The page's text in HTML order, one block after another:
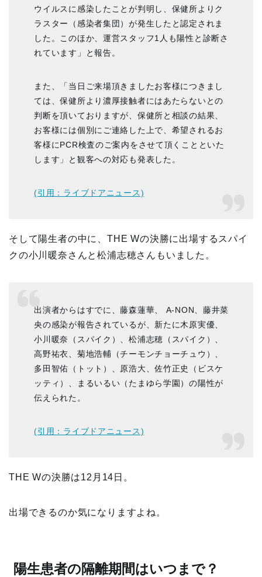
ウイルスに感染したことが判明し、保健所よりク
ラスター（感染者集団）が発生したと認定されま
した。このほか、運営スタッフ1人も陽性と診断さ
れています」と報告。
また、「当日ご来場頂きましたお客様につきまし
ては、保健所より濃厚接触者にはあたらないとの
判断を頂いておりますが、保健所と相談の結果、
お客様には個別にご連絡した上で、希望されるお
客様にPCR検査のご案内をさせて頂くことといた
します」と観客への対応も発表した。
(引用：ライブドアニュース)
そして陽生者の中に、THE Wの決勝に出場するスパイ
クの小川暖奈さんと松浦志穂さんもいました。
出演者からはすでに、藤森蓮華、 A-NON、藤井菜
央の感染が報告されているが、新たに木原実優、
小川暖奈（スパイク）、松浦志穂（スパイク）、
高野祐衣、菊地浩輔（チーモンチョーチュウ）、
多田智佑（トット）、原浩大、佐竹正史（ビスケ
ッティ）、まるいるい（たまゆら学園）の陽性が
伝えられた。
(引用：ライブドアニュース)
THE Wの決勝は12月14日。
出場できるのか気になりますよね。
陽生患者の隔離期間はいつまで？